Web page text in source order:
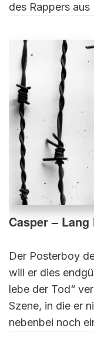
des Rappers
Casper –
Der Posterboy
will er dies
lebe der Tod“
Szene, in die er
nebenbei noch